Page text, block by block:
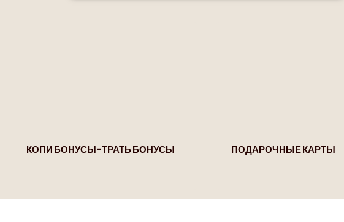
КОПИ БОНУСЫ – ТРАТЬ БОНУСЫ ПОДАРОЧНЫЕ КАРТЫ